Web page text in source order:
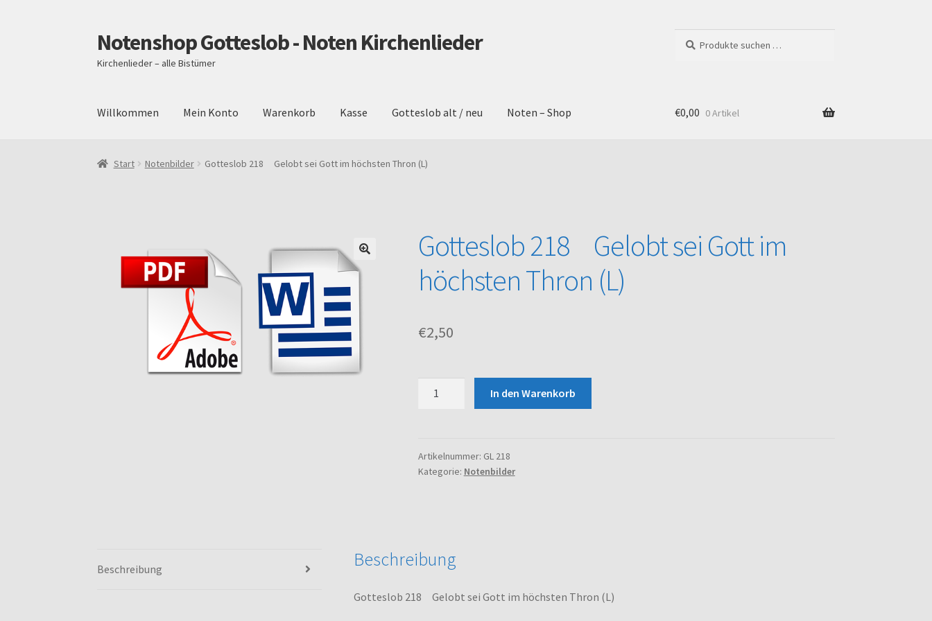
Zur
Navigation
springen
Zum
Inhalt
springen
Notenshop Gotteslob - Noten Kirchenlieder
Kirchenlieder – alle Bistümer
nach:
Willkommen Mein Konto Warenkorb Kasse Gotteslob alt / neu Noten – Shop
Start AGB Blog Cookie-Richtlinie (EU) Datenschutz Gotteslob alt / neu
€0,00 0 Artikel
Start Notenbilder Gotteslob 218 Gelobt sei Gott im höchsten Thron (L)
Gotteslob 218 Gelobt sei Gott im
höchsten Thron (L)
€2,50
Gott
im
In den Warenkorb
Artikelnummer: GL 218
Kategorie: Notenbilder
Beschreibung Beschreibung
Gotteslob 218 Gelobt sei Gott im höchsten Thron (L)